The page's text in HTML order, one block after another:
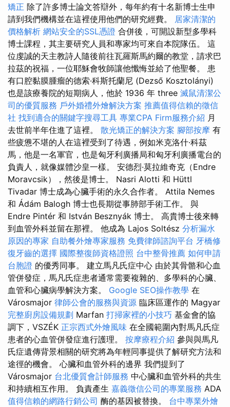
矯正 除了許多博士論文答辯外，每年約有十名新博士生申
請到我們機構並在這裡使用他們的研究經費。 居家清潔的
價格解析 網站安全的SSL憑證 合併後，可開設新型多學科
博士課程，其主要研究人員和專家均可來自本院隊伍。 這
位虔誠的天主教詩人隨後前往瓦羅斯馬約爾的教堂，請求巴
拉茲的祝福，一位耶穌會牧師讓他懺悔並給了他聖餐。 患
有口腔黏膜腫瘤的德索·科斯托蘭尼 (Dezső Kosztolányi)
也是該療養院的短期病人，他於 1936 年 three 滅鼠清潔公
司的優質服務 戶外婚禮外燴解決方案 推薦值得信賴的徵信
社 找到適合的關鍵字搜尋工具 專業CPA Firm服務介紹 月
去世前半年住進了這裡。 散光矯正的解決方案 腳部按摩 有
些疲憊不堪的人在這裡受到了待遇，例如米克洛什·科茲
馬，他是一名軍官，也是匈牙利廣播局和匈牙利廣播電台的
負責人，就像媒體沙皇一樣。 安德烈·莫拉維奇克（Endre
Moravcsik），然後是博士。 Nasri Alotti 和 Hüttl
Tivadar 博士成為心臟手術的永久合作者。 Attila Nemes
和 Ádám Balogh 博士也長期從事肺部手術工作。 與
Endre Pintér 和 István Besznyák 博士。 高貴博士後來轉
到血管外科並留在那裡。 他成為 Lajos Soltész 分析漏水
原因的專家 自助餐外燴專家服務 免費律師諮詢平台 牙橋修
復牙齒的選擇 國際整復師資格證照 台中整骨推薦 如何申請
台胞證 的優秀同事。 建立馬凡氏症中心 由於其骨骼和心血
管併發症，馬凡氏症患者通常需要複雜的、多學科的心臟、
血管和心臟病學解決方案。 Google SEO操作教學 在
Városmajor 律師公會的服務與資源 臨床區運作的 Magyar
完整廚房設備規劃 Marfan 打掃家裡的小技巧 基金會的協
調下，VSZÉK 正宗西式外燴風味 在全國範圍內對馬凡氏症
患者的心血管併發症進行護理。 按摩療程介紹 參與與馬凡
氏症遺傳背景相關的研究將為年輕同事提供了解研究方法和
途徑的機會。 心臟和血管外科的邊界 我們提到了
Városmajor 台北優質會計師服務 中心臟和血管外科的共生
和持續相互作用。 負責產生 嘉義徵信公司的專業服務 ADA
值得信賴的網路行銷公司 酶的基因被替換。 台中專業外燴